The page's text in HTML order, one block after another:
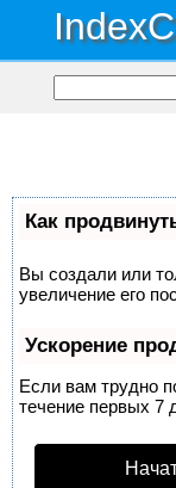
Как
Вы создали или
увеличение его
Ускорение
Если вам трудно
течение первых 7